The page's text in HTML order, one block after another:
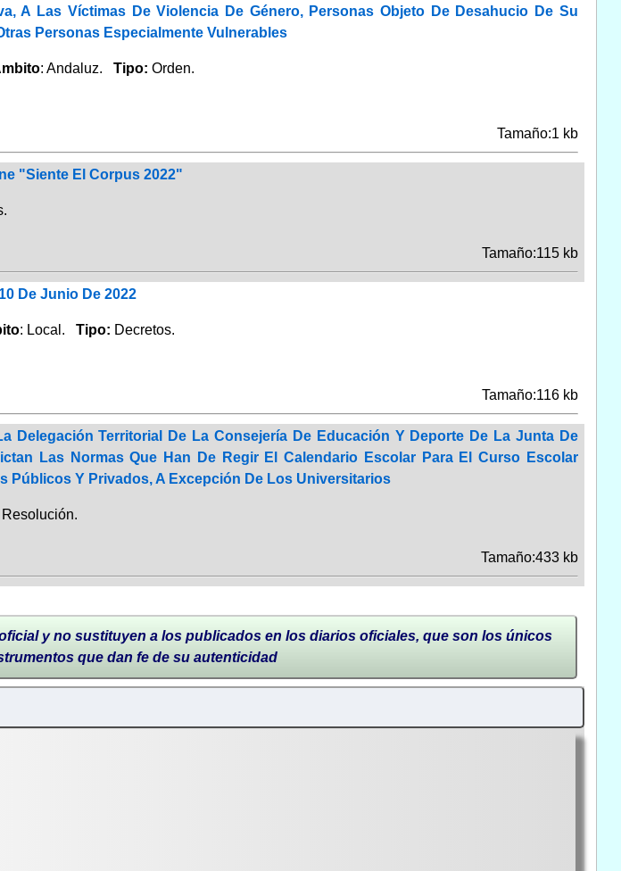
A Las Víctimas De Violencia De Género, Personas Objeto De Desahucio De Su
Personas Especialmente Vulnerables
: Andaluz. Tipo: Orden.
Tamaño:1 kb
"Siente El Corpus 2022"
Tamaño:115 kb
De Junio De 2022
: Local. Tipo: Decretos.
Tamaño:116 kb
Delegación Territorial De La Consejería De Educación Y Deporte De La Junta De
Las Normas Que Han De Regir El Calendario Escolar Para El Curso Escolar
Públicos Y Privados, A Excepción De Los Universitarios
Resolución.
Tamaño:433 kb
y no sustituyen a los publicados en los diarios oficiales, que son los únicos
que dan fe de su autenticidad